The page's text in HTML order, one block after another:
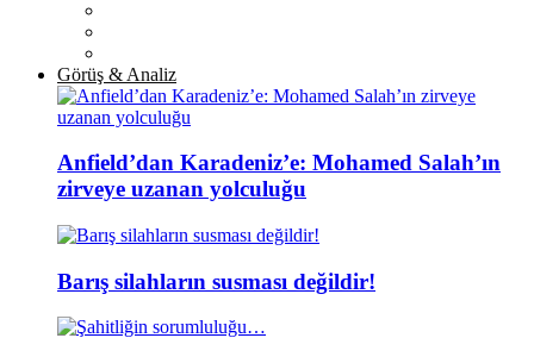
Görüş & Analiz
Anfield’dan Karadeniz’e: Mohamed Salah’ın
zirveye uzanan yolculuğu
Barış silahların susması değildir!